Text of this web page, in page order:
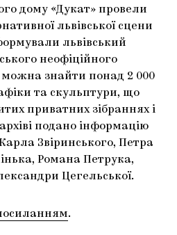
дому «Дукат» провели
львівської сцени
львівський
неофіційного
можна знайти понад 2 000
та скульптури, що
приватних зібраннях і
подано інформацію
Звіринського, Петра
Романа Петрука,
Цегельської.
.